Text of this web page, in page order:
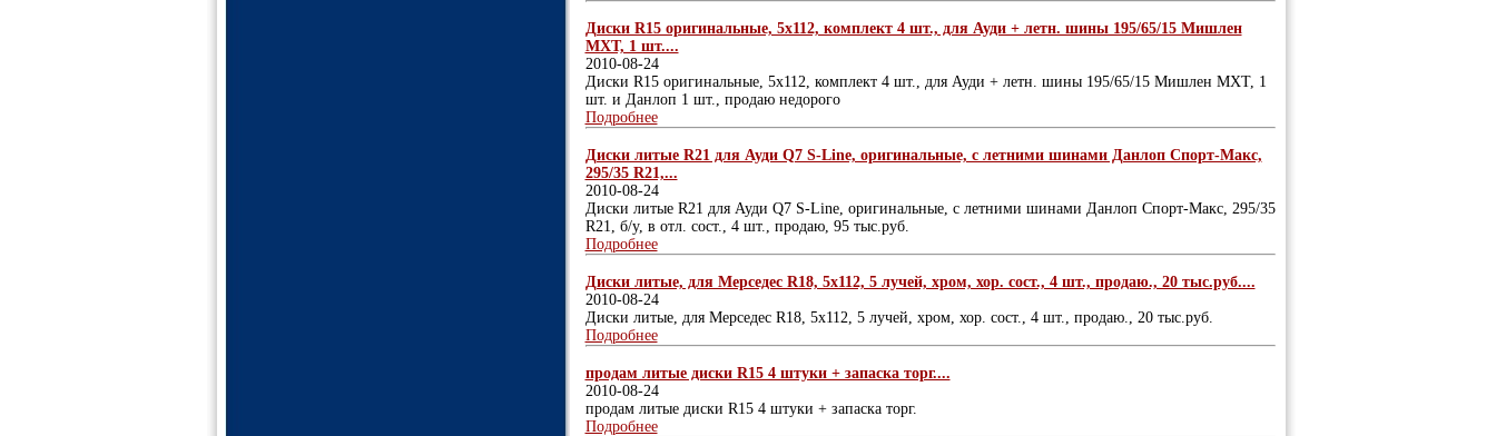
Диски R15 оригинальные, 5х112, комплект 4 шт., для Ауди + летн. шины 195/65/15 Мишлен
МХТ, 1 шт....
2010-08-24
Диски R15 оригинальные, 5х112, комплект 4 шт., для Ауди + летн. шины 195/65/15 Мишлен МХТ, 1
шт. и Данлоп 1 шт., продаю недорого
Подробнее
Диски литые R21 для Ауди Q7 S-Line, оригинальные, с летними шинами Данлоп Спорт-Макс,
295/35 R21,...
2010-08-24
Диски литые R21 для Ауди Q7 S-Line, оригинальные, с летними шинами Данлоп Спорт-Макс, 295/35
R21, б/у, в отл. сост., 4 шт., продаю, 95 тыс.руб.
Подробнее
Диски литые, для Мерседес R18, 5х112, 5 лучей, хром, хор. сост., 4 шт., продаю., 20 тыс.руб....
2010-08-24
Диски литые, для Мерседес R18, 5х112, 5 лучей, хром, хор. сост., 4 шт., продаю., 20 тыс.руб.
Подробнее
продам литые диски R15 4 штуки + запаска торг....
2010-08-24
продам литые диски R15 4 штуки + запаска торг.
Подробнее